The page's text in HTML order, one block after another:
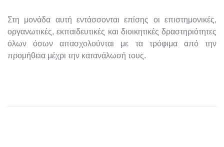
Στη μονάδα αυτή εντάσσονται επίσης οι επιστημονικές,
οργανωτικές, εκπαιδευτικές και διοικητικές δραστηριότητες
όλων όσων απασχολούνται με τα τρόφιμα από την
προμήθεια μέχρι την κατανάλωσή τους.